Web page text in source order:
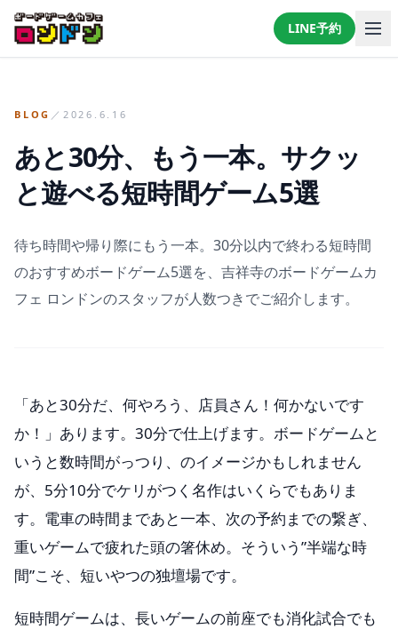
LINE予約
BLOG ／ 2026.6.16
あと30分、もう一本。サクッ
と遊べる短時間ゲーム5選
待ち時間や帰り際にもう一本。30分以内で終わる短時間
のおすすめボードゲーム5選を、吉祥寺のボードゲームカ
フェ ロンドンのスタッフが人数つきでご紹介します。
「あと30分だ、何やろう、店員さん！何かないです
か！」あります。30分で仕上げます。ボードゲームと
いうと数時間がっつり、のイメージかもしれません
が、5分10分でケリがつく名作はいくらでもありま
す。電車の時間まであと一本、次の予約までの繋ぎ、
重いゲームで疲れた頭の箸休め。そういう”半端な時
間”こそ、短いやつの独壇場です。
短時間ゲームは、長いゲームの前座でも消化試合でも